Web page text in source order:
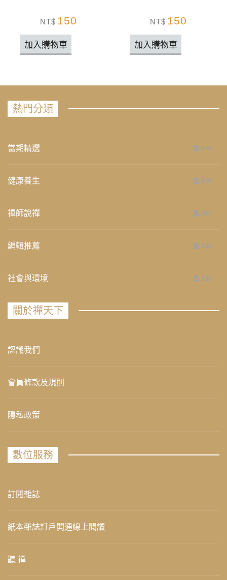
NT$ 150
加入購物車
NT$ 150
加入購物車
熱門分類
當期精選 658
健康養生 276
禪師說禪 267
編輯推薦 236
社會與環境 235
關於禪天下
認識我們
會員條款及規則
隱私政策
數位服務
訂閱雜誌
紙本雜誌訂戶開通線上閱讀
聽 禪